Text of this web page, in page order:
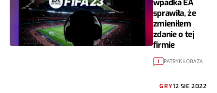
wpadka EA
sprawiła, że
zmieniłem
zdanie o tej
firmie
1 PATRYK ŁOBAZA
GRY12 SIE 2022